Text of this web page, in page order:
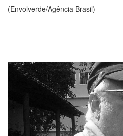
(Envolverde/Agência Brasil)